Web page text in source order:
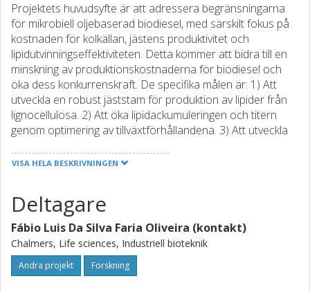
Projektets huvudsyfte är att adressera begränsningarna
för mikrobiell oljebaserad biodiesel, med särskilt fokus på
kostnaden för kolkällan, jästens produktivitet och
lipidutvinningseffektiviteten. Detta kommer att bidra till en
minskning av produktionskostnaderna för biodiesel och
öka dess konkurrenskraft. De specifika målen är: 1) Att
utveckla en robust jäststam för produktion av lipider från
lignocellulosa. 2) Att öka lipidackumuleringen och titern
genom optimering av tillväxtförhållandena. 3) Att utveckla
jäststammar med potential för industriell tillämpning och
nya metoder för cellodling och lipidutvinning. Den totala
ökningen i produktivitet och processeffektivitet samt
minskningen av råvaror och energikostnader kommer
bidra avsevärt till att minska produktionskostnaderna.
Sammanfattningsvis kommer projektet att ge en
VISA HELA BESKRIVNINGEN
Deltagare
Fábio Luis Da Silva Faria Oliveira (kontakt)
Chalmers, Life sciences, Industriell bioteknik
Andra projekt Forskning